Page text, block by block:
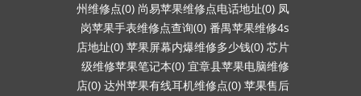
州维修点(0) 尚易苹果维修点电话地址(0) 凤
岗苹果手表维修点查询(0) 番禺苹果维修4s
店地址(0) 苹果屏幕内爆维修多少钱(0) 芯片
级维修苹果笔记本(0) 宜章县苹果电脑维修
店(0) 达州苹果有线耳机维修点(0) 苹果售后